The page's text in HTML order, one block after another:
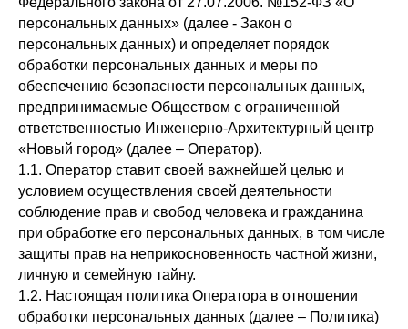
персональных данных» (далее - Закон о
персональных данных) и определяет порядок
обработки персональных данных и меры по
обеспечению безопасности персональных данных,
предпринимаемые Обществом с ограниченной
ответственностью Инженерно-Архитектурный центр
«Новый город» (далее – Оператор).
1.1. Оператор ставит своей важнейшей целью и
условием осуществления своей деятельности
соблюдение прав и свобод человека и гражданина
при обработке его персональных данных, в том числе
защиты прав на неприкосновенность частной жизни,
личную и семейную тайну.
1.2. Настоящая политика Оператора в отношении
обработки персональных данных (далее – Политика)